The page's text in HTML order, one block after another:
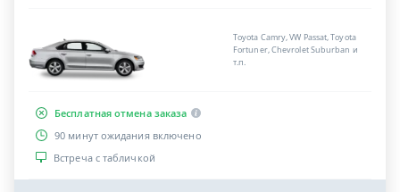
Toyota Camry, VW Passat, Toyota
Fortuner, Chevrolet Suburban и
т.п.
Бесплатная отмена заказа
90 минут ожидания включено
Встреча с табличкой